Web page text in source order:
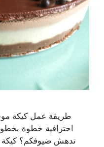
طريقة عمل كيكة
احترافية خطوة
تدهش ضيوفكم؟ كيكة